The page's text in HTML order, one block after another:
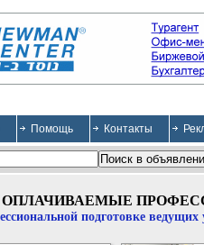
Помощь Контакты
подготовке